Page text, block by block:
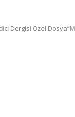
Dergisi Özel